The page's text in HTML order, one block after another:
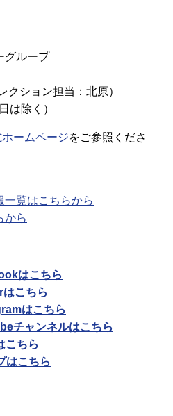
グループ
ション担当：北原）
は除く）
ームページをご参照くださ
一覧はこちらから
から
はこちら
はこちら
はこちら
チャンネルはこちら
こちら
はこちら